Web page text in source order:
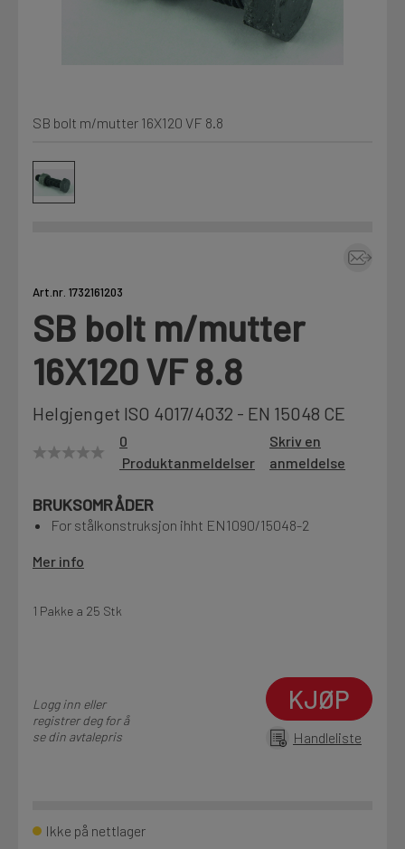
Kjemi, vindsperre og branntetting
Fag
Motek
Finn butikk
Kontakt og åpningstider
Kontakt
Kampanjer
Kvalitetsprodukter til ekstra gode priser
Prislister
Firmainformasjon
LOGG UT
SB bolt m/mutter 16X120 VF 8.8
Art.nr. 1732161203
SB bolt m/mutter
16X120 VF 8.8
Helgjenget ISO 4017/4032 - EN 15048 CE
0
Produktanmeldelser
Skriv en
anmeldelse
BRUKSOMRÅDER
For stålkonstruksjon ihht EN1090/15048-2
Mer info
1 Pakke a 25 Stk
Logg inn eller
registrer deg for å
se din avtalepris
KJØP
Handleliste
Ikke på nettlager